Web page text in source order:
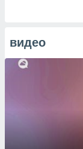
видео